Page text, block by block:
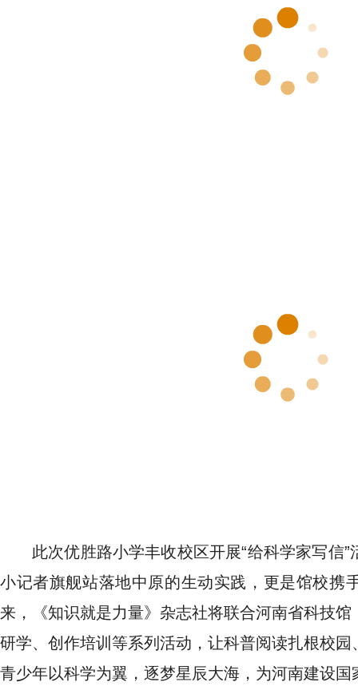
此次优胜路小学丰收校区开展“给科学家写信
小记者旗舰站落地中原的生动实践，更是馆校携
来，《知识就是力量》杂志社将联合河南省科技
研学、创作培训等系列活动，让科普阅读扎根校
青少年以科学为翼，逐梦星辰大海，为河南建设